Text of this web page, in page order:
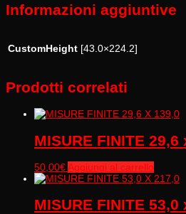
Informazioni aggiuntive
CustomHeight [43.0×224.2]
Prodotti correlati
MISURE FINITE 29,6
50,00€ Aggiungi al carrello
MISURE FINITE 53,0